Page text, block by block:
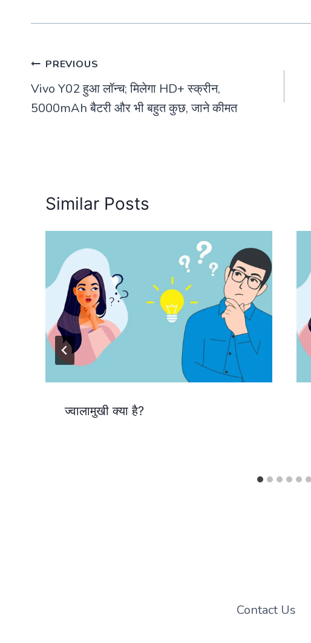
Post
navigation
PREVIOUS
Vivo Y02 हुआ लॉन्च; मिलेगा HD+ स्क्रीन,
5000mAh बैटरी और भी बहुत कुछ, जाने कीमत
Similar Posts
ज्वालामुखी क्या है?
Contact Us